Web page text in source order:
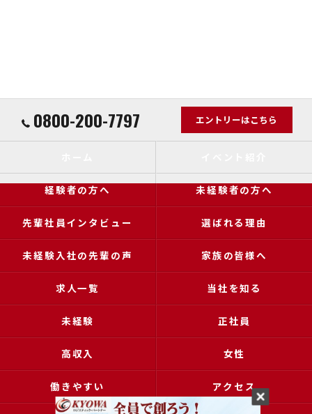
0800-200-7797 エントリーはこちら
経験者の方へ 未経験者の方へ
先輩社員インタビュー 選ばれる理由
未経験入社の先輩の声 家族の皆様へ
求人一覧 当社を知る
未経験 正社員
高収入 女性
働きやすい アクセス